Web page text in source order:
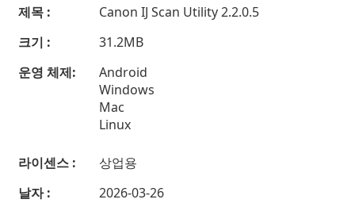
제목 :
Canon IJ Scan Utility 2.2.0.5
크기 :
31.2MB
운영 체제:
Android
Windows
Mac
Linux
라이센스 :
상업용
날자 :
2026-03-26